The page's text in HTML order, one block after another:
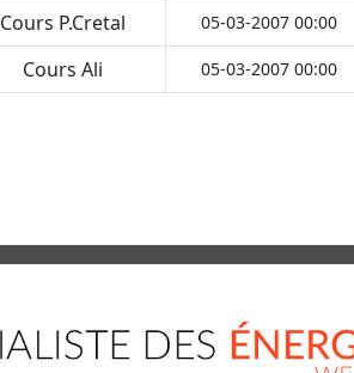
Cours P.Cretal 05-03-2007 00:00
Cours Ali 05-03-2007 00:00